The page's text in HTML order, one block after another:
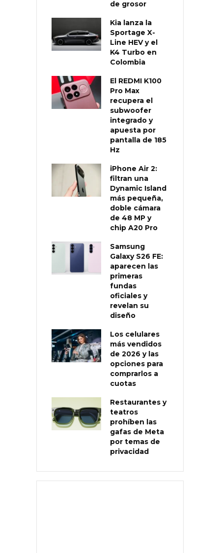
de grosor
Kia lanza la
Sportage X-
Line HEV y el
K4 Turbo en
Colombia
El REDMI K100
Pro Max
recupera el
subwoofer
integrado y
apuesta por
pantalla de 185
Hz
iPhone Air 2:
filtran una
Dynamic Island
más pequeña,
doble cámara
de 48 MP y
chip A20 Pro
Samsung
Galaxy S26 FE:
aparecen las
primeras
fundas
oficiales y
revelan su
diseño
Los celulares
más vendidos
de 2026 y las
opciones para
comprarlos a
cuotas
Restaurantes y
teatros
prohíben las
gafas de Meta
por temas de
privacidad